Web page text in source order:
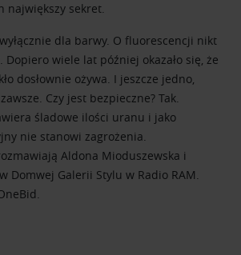
największy sekret.
dla barwy. O fluorescencji nikt
Dopiero wiele lat później okazało się, że
dosłownie ożywa. I jeszcze jedno,
Czy jest bezpieczne? Tak.
śladowe ilości uranu i jako
nie stanowi zagrożenia.
Aldona Mioduszewska i
Domwej Galerii Stylu w Radio RAM.